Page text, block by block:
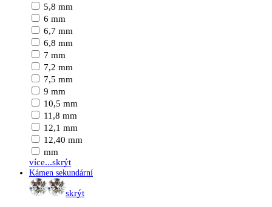
5,8 mm
6 mm
6,7 mm
6,8 mm
7 mm
7,2 mm
7,5 mm
9 mm
10,5 mm
11,8 mm
12,1 mm
12,40 mm
mm
více...skrýt
Kámen sekundární
skrýt